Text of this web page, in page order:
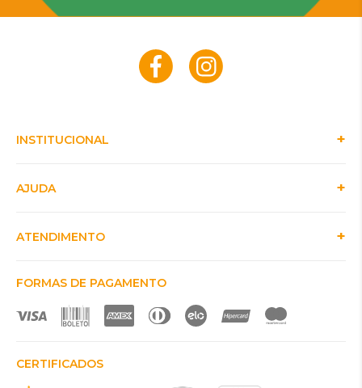
INSTITUCIONAL
AJUDA
ATENDIMENTO
FORMAS DE PAGAMENTO
CERTIFICADOS